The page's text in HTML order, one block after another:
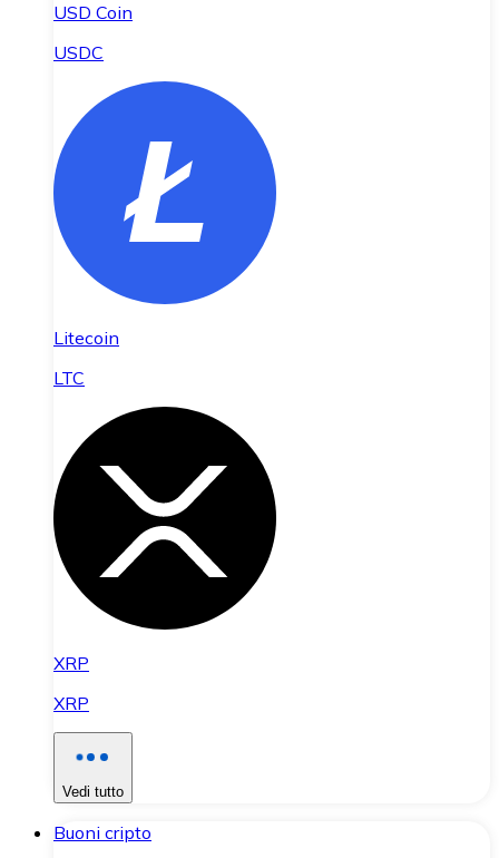
USD Coin
USDC
Litecoin
LTC
XRP
XRP
Vedi tutto
Buoni cripto